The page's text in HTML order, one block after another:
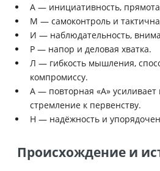
А — инициативность,
М — самоконтроль и
И — наблюдательность,
Р — напор и деловая хватка.
Л — гибкость мышления,
компромиссу.
А — повторная «А» усиливает
стремление к первенству.
Н — надёжность и
Происхождение и